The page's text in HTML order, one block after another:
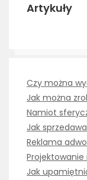
Artykuły
Czy można
Jak można
Namiot
Jak
Reklama
Jak